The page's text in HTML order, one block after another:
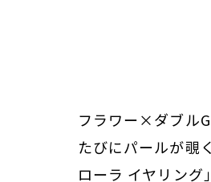
フラワー×ダブル
たびにパールが覗
ローラ イヤリン